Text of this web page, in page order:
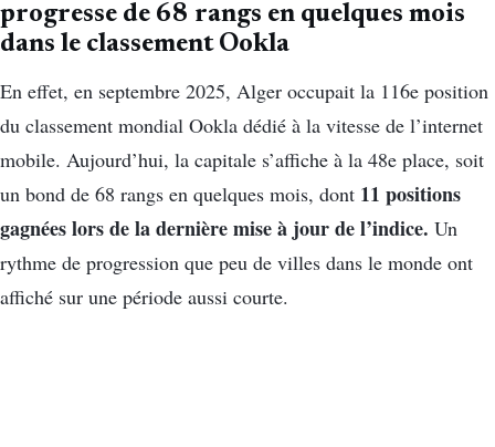
progresse de 68 rangs en quelques mois
dans le classement Ookla
En effet, en septembre 2025, Alger occupait la 116e position
du classement mondial Ookla dédié à la vitesse de l’internet
mobile. Aujourd’hui, la capitale s’affiche à la 48e place, soit
un bond de 68 rangs en quelques mois, dont 11 positions
gagnées lors de la dernière mise à jour de l’indice. Un
rythme de progression que peu de villes dans le monde ont
affiché sur une période aussi courte.